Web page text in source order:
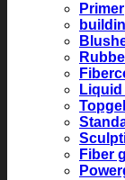
Primer
Liquid
Fiber